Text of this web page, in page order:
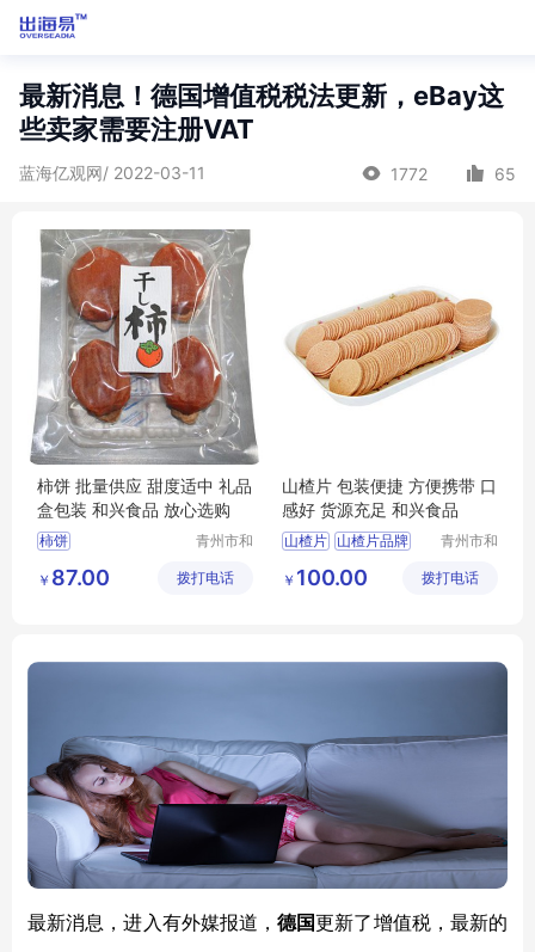
最新消息！德国增值税税法更新，eBay这
些卖家需要注册VAT
蓝海亿观网/ 2022-03-11 1772 65
柿饼 批量供应 甜度适中 礼品
盒包装 和兴食品 放心选购
柿饼
青州市和
限公司
￥ 87.00 拨打电话
山楂片 包装便捷 方便携带 口
感好 货源充足 和兴食品
山楂片 山楂片品牌
青州市和
限公司
￥ 100.00 拨打电话
最新消息，进入有外媒报道，德国更新了增值税，最新的